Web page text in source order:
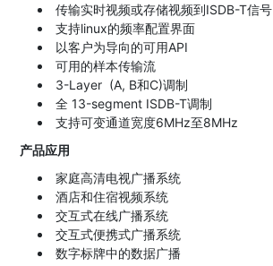
传输实时视频或存储视频到ISDB-T信号
支持linux的频率配置界面
以客户为导向的可用API
可用的样本传输流
3-Layer (A, B和C)调制
全 13-segment ISDB-T调制
支持可变通道宽度6MHz至8MHz
产品应用
家庭高清电视广播系统
酒店和住宿视频系统
交互式在线广播系统
交互式便携式广播系统
数字标牌中的数据广播